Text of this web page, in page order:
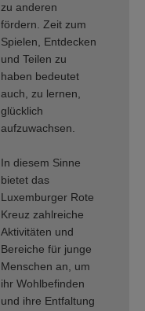
zu anderen
fördern. Zeit zum
Spielen, Entdecken
und Teilen zu
haben bedeutet
auch, zu lernen,
glücklich
aufzuwachsen.
In diesem Sinne
bietet das
Luxemburger Rote
Kreuz zahlreiche
Aktivitäten und
Bereiche für junge
Menschen an, um
ihr Wohlbefinden
und ihre Entfaltung